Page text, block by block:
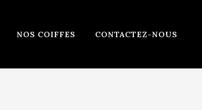
NOS COIFFES CONTACTEZ-NOUS